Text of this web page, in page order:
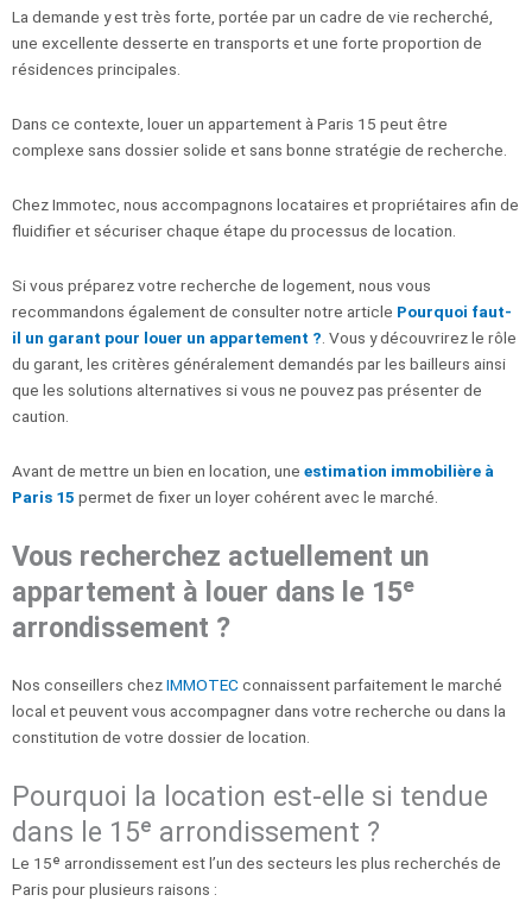
La demande y est très forte, portée par un cadre de vie recherché,
une excellente desserte en transports et une forte proportion de
résidences principales.
Dans ce contexte, louer un appartement à Paris 15 peut être
complexe sans dossier solide et sans bonne stratégie de recherche.
Chez Immotec, nous accompagnons locataires et propriétaires afin de
fluidifier et sécuriser chaque étape du processus de location.
Si vous préparez votre recherche de logement, nous vous
recommandons également de consulter notre article Pourquoi faut-
il un garant pour louer un appartement ? . Vous y découvrirez le rôle
du garant, les critères généralement demandés par les bailleurs ainsi
que les solutions alternatives si vous ne pouvez pas présenter de
caution.
Avant de mettre un bien en location, une estimation immobilière à
Paris 15 permet de fixer un loyer cohérent avec le marché.
Vous recherchez actuellement un
appartement à louer dans le 15ᵉ
arrondissement ?
Nos conseillers chezIMMOTECconnaissent parfaitement le marché
local et peuvent vous accompagner dans votre recherche ou dans la
constitution de votre dossier de location.
Pourquoi la location est-elle si tendue
dans le 15ᵉ arrondissement ?
Le 15ᵉ arrondissement est l’un des secteurs les plus recherchés de
Paris pour plusieurs raisons :